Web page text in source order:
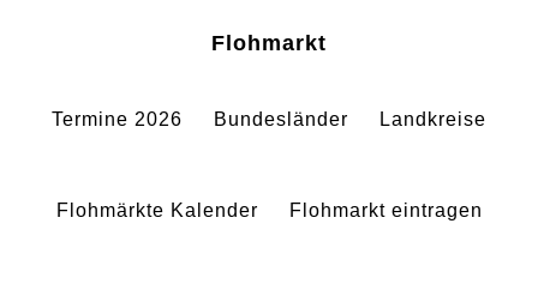
springen
springen
Flohmarkt
Termine 2026 Bundesländer Landkreise
Flohmärkte Kalender Flohmarkt eintragen